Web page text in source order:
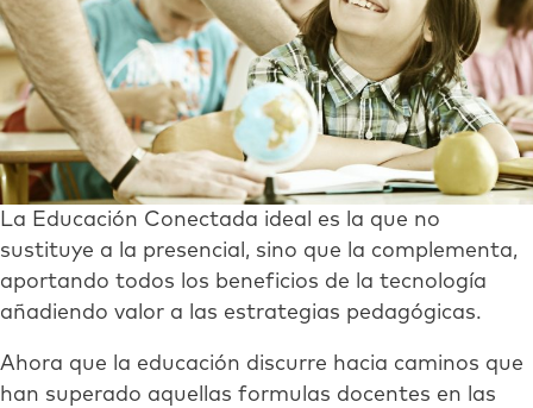
La Educación Conectada ideal es la que no
sustituye a la presencial, sino que la complementa,
aportando todos los beneficios de la tecnología
añadiendo valor a las estrategias pedagógicas.
Ahora que la educación discurre hacia caminos que
han superado aquellas formulas docentes en las